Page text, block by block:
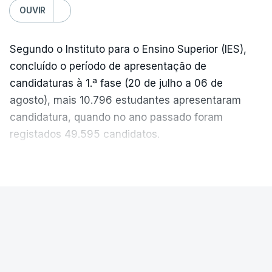
OUVIR
Segundo o Instituto para o Ensino Superior (IES),
concluído o período de apresentação de
candidaturas à 1.ª fase (20 de julho a 06 de
agosto), mais 10.796 estudantes apresentaram
candidatura, quando no ano passado foram
registados 49.595 candidatos.